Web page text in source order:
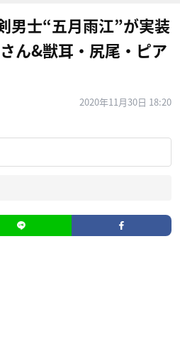
男士“五月雨江”が実装
ん&獣耳・尻尾・ピア
2020年11月30日 18:20